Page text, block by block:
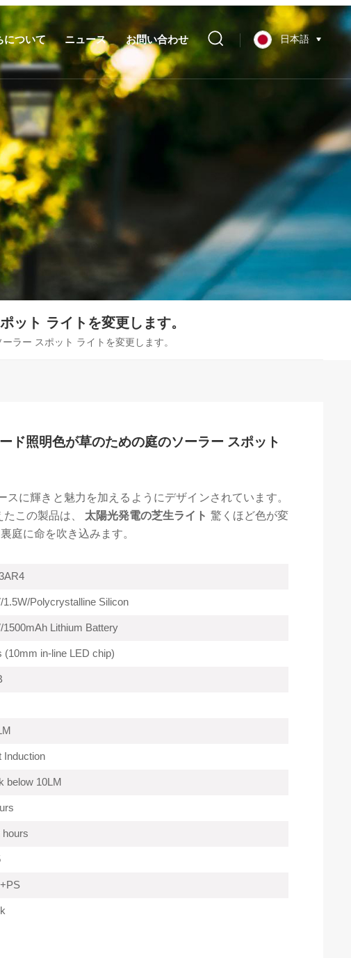
について ニュース お問い合わせ 日本語
ット ライトを変更します。
ラー スポット ライトを変更します。
ド照明色が草のための庭のソーラー スポット
スに輝きと魅力を加えるようにデザインされています。
この製品は、 太陽光発電の芝生ライト 驚くほど色が変
庭に命を吹き込みます。
1.5W/Polycrystalline Silicon
1500mAh Lithium Battery
(10mm in-line LED chip)
Induction
below 10LM
hours